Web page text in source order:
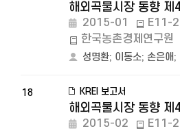
해외곡물시장 동향 제
2015-01
E11-
한국농촌경제연구원
성명환; 이동소; 손은애;
18 KREI 보고서
해외곡물시장 동향 제
2015-02
E11-